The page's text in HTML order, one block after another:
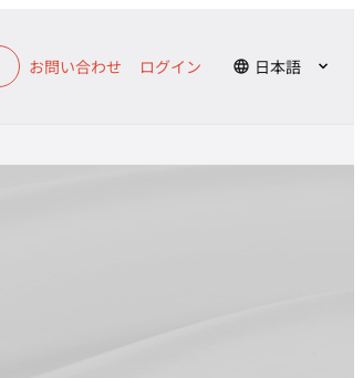
お問い合わせ ログイン 日本語